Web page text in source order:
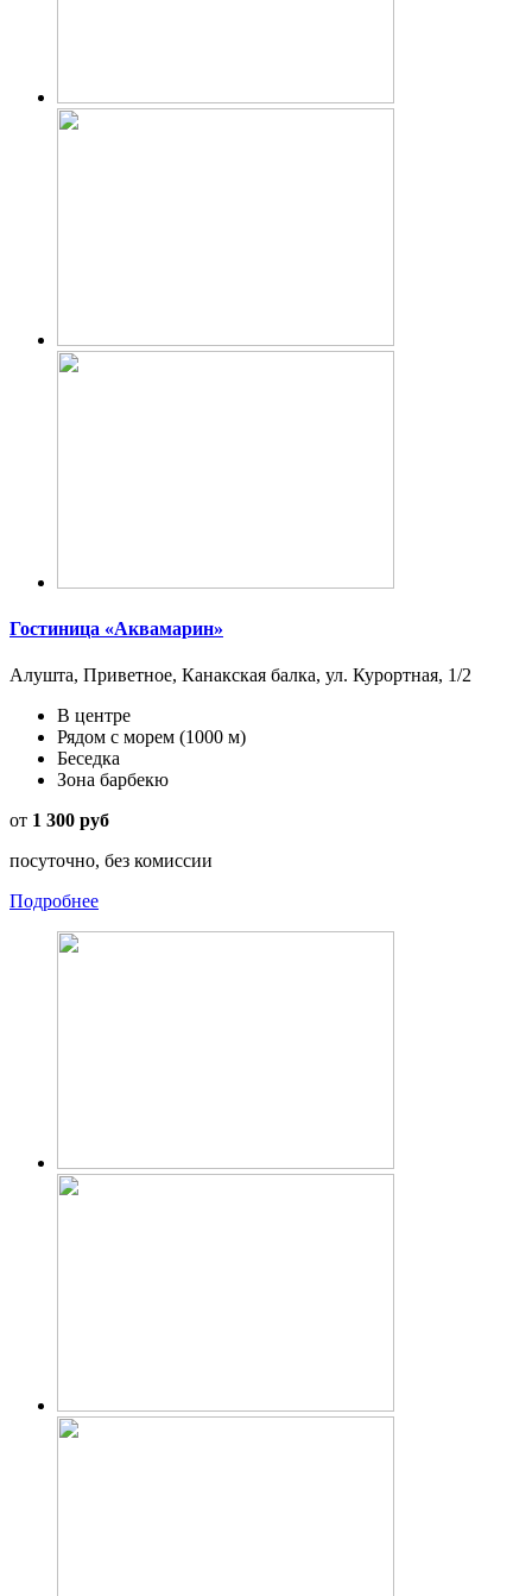
Гостиница «Аквамарин»
Алушта, Приветное, Канакская балка, ул. Курортная, 1/2
В центре
Рядом с морем (1000 м)
Беседка
Зона барбекю
от 1 300 руб
посуточно, без комиссии
Подробнее